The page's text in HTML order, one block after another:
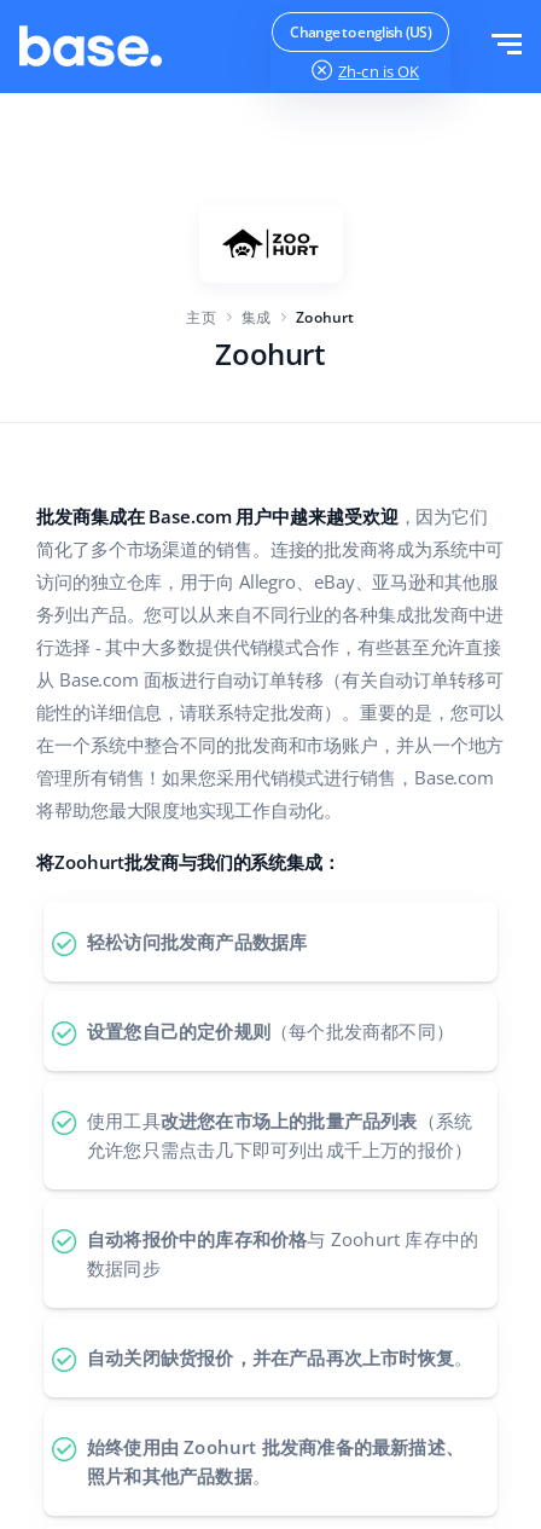
Change to english (US)
Zh-cn is OK
发货管理
工作流程自动化
Base Connect
用于电子商务的人工智能
Base Analytics
针对电子商务初创企业
家庭与花园
儿童产品
电子产品
汽车零部件
超市
帮助
学院
服务
账户审计
联系方式
中文
english (US)
english (GB)
english (IN)
čeština
deutsch
español (MX)
Italiano
polski
română
登录
主页 集成 Zoohurt
Zoohurt
批发商集成在 Base.com 用户中越来越受欢迎，因为它们
简化了多个市场渠道的销售。连接的批发商将成为系统中可
访问的独立仓库，用于向 Allegro、eBay、亚马逊和其他服
务列出产品。您可以从来自不同行业的各种集成批发商中进
行选择 - 其中大多数提供代销模式合作，有些甚至允许直接
从 Base.com 面板进行自动订单转移（有关自动订单转移可
能性的详细信息，请联系特定批发商）。重要的是，您可以
在一个系统中整合不同的批发商和市场账户，并从一个地方
管理所有销售！如果您采用代销模式进行销售，Base.com
将帮助您最大限度地实现工作自动化。
将Zoohurt批发商与我们的系统集成：
轻松访问批发商产品数据库
设置您自己的定价规则 （每个批发商都不同）
使用工具改进您在市场上的批量产品列表 （系统
允许您只需点击几下即可列出成千上万的报价）
自动将报价中的库存和价格与 Zoohurt 库存中的
数据同步
自动关闭缺货报价，并在产品再次上市时恢复。
始终使用由 Zoohurt 批发商准备的最新描述、
照片和其他产品数据。